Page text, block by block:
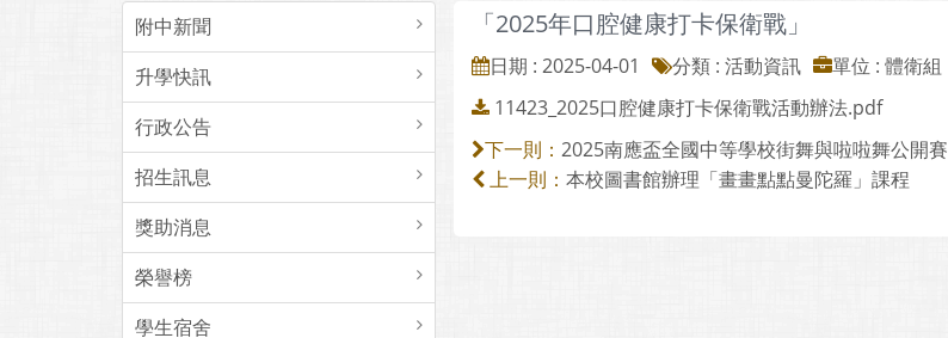
附中新聞
升學快訊
行政公告
招生訊息
獎助消息
榮譽榜
學生宿舍
「2025年口腔健康打卡保衛戰」
日期 : 2025-04-01 分類 : 活動資訊 單位 : 體衛組
11423_2025口腔健康打卡保衛戰活動辦法.pdf
下一則： 2025南應盃全國中等學校街舞與啦啦舞公開賽
上一則： 本校圖書館辦理「畫畫點點曼陀羅」課程